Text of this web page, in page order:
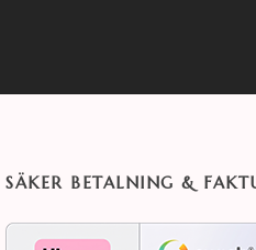
SÄKER BETALNING &